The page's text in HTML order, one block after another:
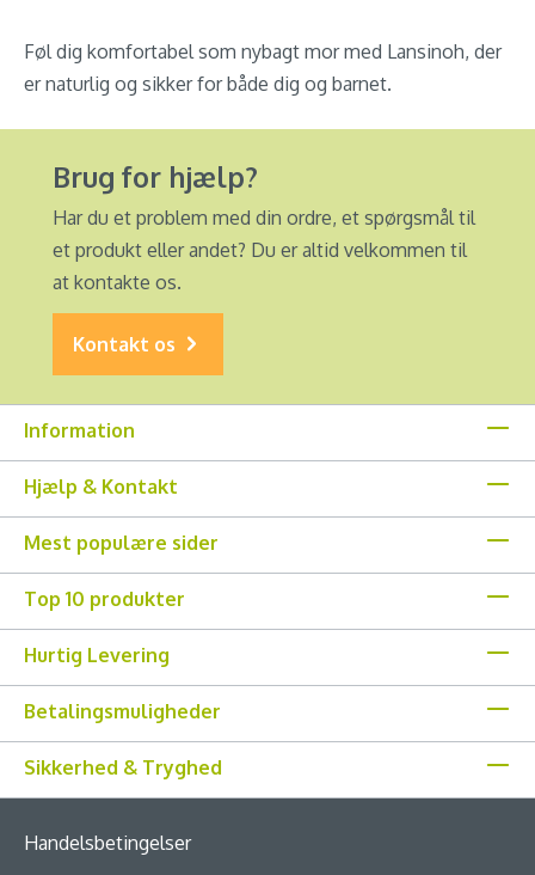
Føl dig komfortabel som nybagt mor med Lansinoh, der
er naturlig og sikker for både dig og barnet.
Brug for hjælp?
Har du et problem med din ordre, et spørgsmål til
et produkt eller andet? Du er altid velkommen til
at kontakte os.
Kontakt os
Information
Hjælp & Kontakt
Mest populære sider
Top 10 produkter
Hurtig Levering
Betalingsmuligheder
Sikkerhed & Tryghed
Handelsbetingelser